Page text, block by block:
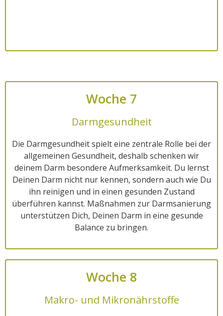
Woche 7
Darmgesundheit
Die Darmgesundheit spielt eine zentrale Rolle bei der
allgemeinen Gesundheit, deshalb schenken wir
deinem Darm besondere Aufmerksamkeit. Du lernst
Deinen Darm nicht nur kennen, sondern auch wie Du
ihn reinigen und in einen gesunden Zustand
überführen kannst. Maßnahmen zur Darmsanierung
unterstützen Dich, Deinen Darm in eine gesunde
Balance zu bringen.
Woche 8
Makro- und Mikronährstoffe